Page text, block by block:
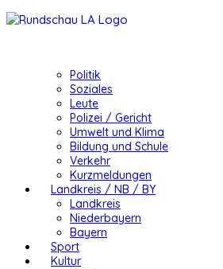
Politik
Soziales
Leute
Polizei / Gericht
Umwelt und Klima
Bildung und Schule
Verkehr
Kurzmeldungen
Landkreis / NB / BY
Landkreis
Niederbayern
Bayern
Sport
Kultur